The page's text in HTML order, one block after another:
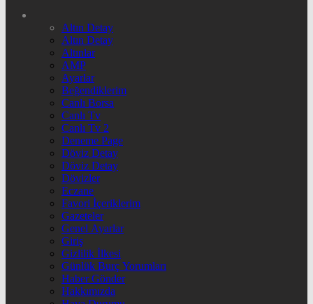
Altın Detay
Altın Detay
Altınlar
AMP
Ayarlar
Beğendiklerim
Canlı Borsa
Canlı Tv
Canlı Tv 2
Deneme Page
Döviz Detay
Döviz Detay
Dövizler
Eczane
Favori İçeriklerim
Gazeteler
Genel Ayarlar
Giriş
Gizlilik İlkesi
Günlük Burç Yorumları
Haber Gönder
Hakkımızda